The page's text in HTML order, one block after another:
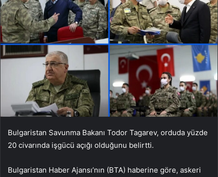
Bulgaristan Savunma Bakanı Todor Tagarev, orduda yüzde
20 civarında işgücü açığı olduğunu belirtti.
Bulgaristan Haber Ajansı’nın (BTA) haberine göre, askeri